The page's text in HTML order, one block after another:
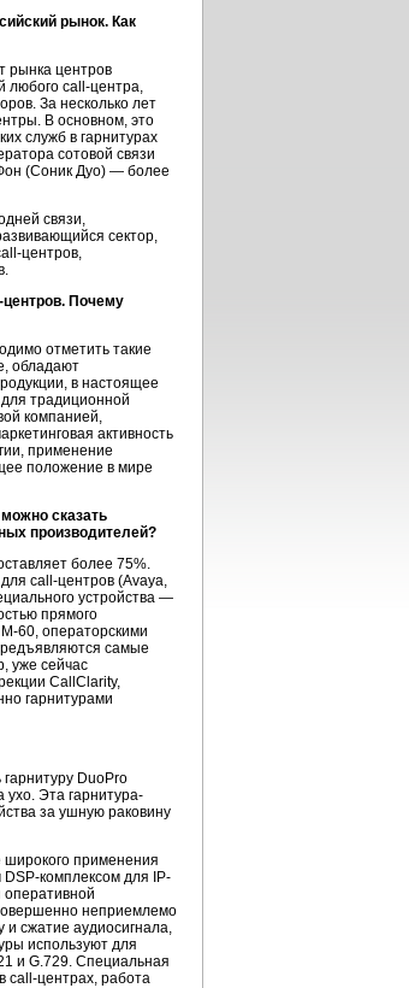
рынок. Как
рынка центров
любого call-центра,
За несколько лет
В основном, это
служб в гарнитурах
сотовой связи
(Соник Дуо) — более
связи,
сектор,
центров,
центров. Почему
отметить такие
обладают
в настоящее
традиционной
компанией,
активность
применение
положение в мире
сказать
производителей?
более 75%.
call-центров (Avaya,
устройства —
прямого
60, операторскими
самые
уже сейчас
CallClarity,
гарнитурами
DuoPro
ухо. Эта гарнитура-
за ушную раковину
широкого применения
комплексом для IP-
неприемлемо
сжатие аудиосигнала,
используют для
и G.729. Специальная
call-центрах, работа